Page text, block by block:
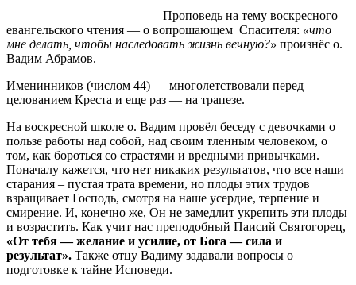
Проповедь на тему воскресного
евангельского чтения — о вопрошающем Спасителя: «что
мне делать, чтобы наследовать жизнь вечную?» произнёс о.
Вадим Абрамов.
Именинников (числом 44) — многолетствовали перед
целованием Креста и еще раз — на трапезе.
На воскресной школе о. Вадим провёл беседу с девочками о
пользе работы над собой, над своим тленным человеком, о
том, как бороться со страстями и вредными привычками.
Поначалу кажется, что нет никаких результатов, что все наши
старания – пустая трата времени, но плоды этих трудов
взращивает Господь, смотря на наше усердие, терпение и
смирение. И, конечно же, Он не замедлит укрепить эти плоды
и возрастить. Как учит нас преподобный Паисий Святогорец,
«От тебя — желание и усилие, от Бога — сила и
результат». Также отцу Вадиму задавали вопросы о
подготовке к тайне Исповеди.